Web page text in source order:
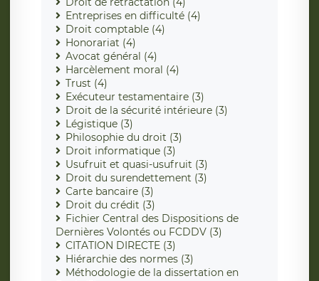
Entreprises en difficulté (4)
Droit comptable (4)
Honorariat (4)
Avocat général (4)
Harcèlement moral (4)
Trust (4)
Exécuteur testamentaire (3)
Droit de la sécurité intérieure (3)
Légistique (3)
Philosophie du droit (3)
Droit informatique (3)
Usufruit et quasi-usufruit (3)
Droit du surendettement (3)
Carte bancaire (3)
Droit du crédit (3)
Fichier Central des Dispositions de
Dernières Volontés ou FCDDV (3)
CITATION DIRECTE (3)
Hiérarchie des normes (3)
Méthodologie de la dissertation en